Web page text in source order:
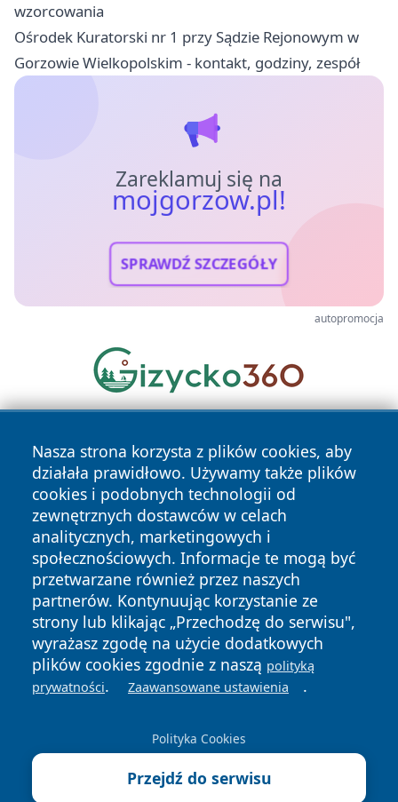
wzorcowania
Ośrodek Kuratorski nr 1 przy Sądzie Rejonowym w
Gorzowie Wielkopolskim - kontakt, godziny, zespół
Zareklamuj się na
mojgorzow.pl!
SPRAWDŹ SZCZEGÓŁY
autopromocja
Nasza strona korzysta z plików cookies, aby
działała prawidłowo. Używamy także plików
cookies i podobnych technologii od
zewnętrznych dostawców w celach
analitycznych, marketingowych i
społecznościowych. Informacje te mogą być
przetwarzane również przez naszych
partnerów. Kontynuując korzystanie ze
strony lub klikając „Przechodzę do serwisu",
wyrażasz zgodę na użycie dodatkowych
plików cookies zgodnie z naszą polityką
prywatności. Zaawansowane ustawienia .
Polityka Cookies
Przejdź do serwisu
Copyright © 2026 mojgorzow.pl Wszystkie prawa zastrzeżone.
News Autorzy
Polityka
Prywatności
Polityka
Cookies